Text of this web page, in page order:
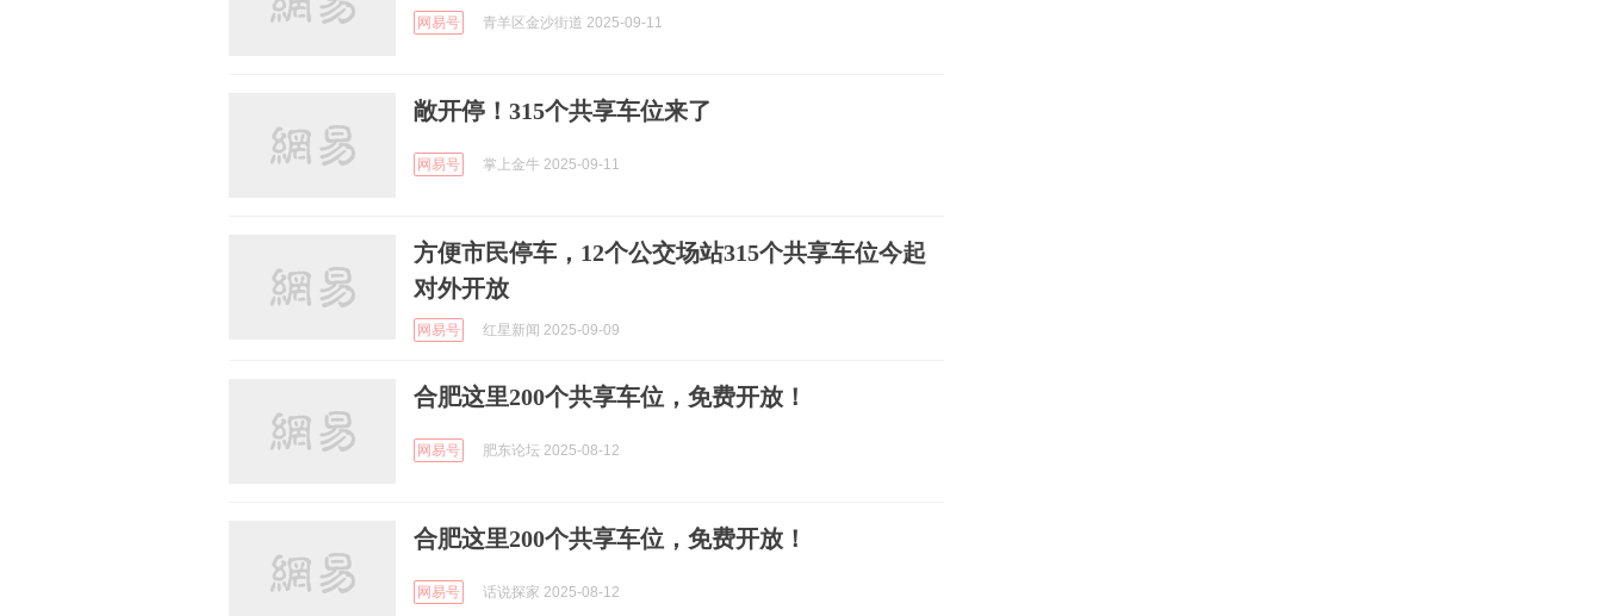
网易号 青羊区金沙街道 2025-09-11
敞开停！315个共享车位来了
网易号 掌上金牛 2025-09-11
方便市民停车，12个公交场站315个共享车位今起
对外开放
网易号 红星新闻 2025-09-09
合肥这里200个共享车位，免费开放！
网易号 肥东论坛 2025-08-12
合肥这里200个共享车位，免费开放！
网易号 话说探家 2025-08-12